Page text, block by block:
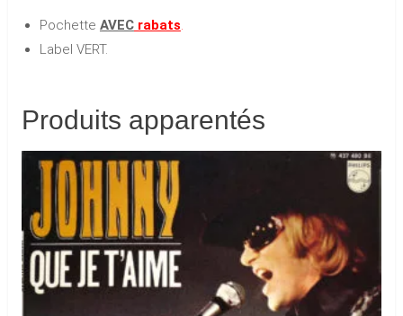
Pochette AVECrabats.
Label VERT.
Produits apparentés